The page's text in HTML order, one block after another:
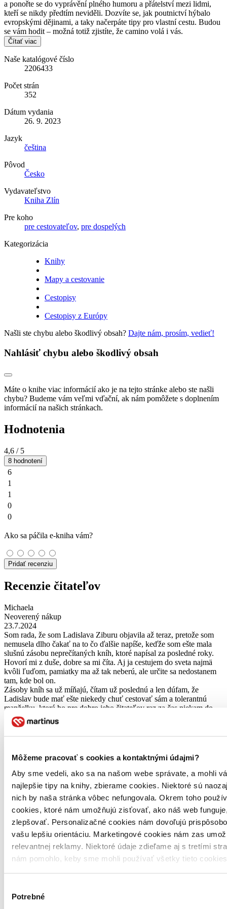
Môžeme pracovať s cookies a kontaktnými údajmi?
Aby sme vedeli, ako sa na našom webe správate, a mohli
najlepšie tipy na knihy, zbierame cookies. Niektoré sú
nich by naša stránka vôbec nefungovala. Okrem toho
cookies, ktoré nám umožňujú zisťovať, ako náš web
zlepšovať. Personalizačné cookies nám dovoľujú
vašu lepšiu orientáciu. Marketingové cookies nám zas
relevantnej reklamy. Niektoré údaje zdieľame aj s tretími
nám pomohlo, keby sme mohli používať všetky tieto
súhlasu
Potrebné
a ponořte se do vyprávění plného humoru a přátelství mezi lidmi,
kteří se nikdy předtím neviděli. Dozvíte se, jak poutnictví hýbalo
evropskými dějinami, a taky načerpáte tipy pro vlastní cestu. Budou
se vám hodit – možná totiž zjistíte, že camino volá i vás.
Čítať viac
Naše katalógové číslo
2206433
Počet strán
352
Dátum vydania
26. 9. 2023
Jazyk
čeština
Pôvod
Česko
Vydavateľstvo
Kniha Zlín
Pre koho
pre cestovateľov, pre dospelých
Kategorizácia
Knihy
Mapy a cestovanie
Cestopisy
Cestopisy z Európy
Našli ste chybu alebo škodlivý obsah? Dajte nám, prosím, vedieť!
Nahlásiť chybu alebo škodlivý obsah
Máte o knihe viac informácií ako je na tejto stránke alebo ste našli
chybu? Budeme vám veľmi vďační, ak nám pomôžete s doplnením
informácií na našich stránkach.
Hodnotenia
4,6 / 5
8 hodnotení
6
1
1
0
0
Ako sa páčila e-kniha vám?
Pridať recenziu
Recenzie čitateľov
Michaela
Neoverený nákup
23.7.2024
Som rada, že som Ladislava Ziburu objavila až teraz, pretože som
nemusela dlho čakať na to čo ďalšie napíše, keďže som ešte mala
slušnú zásobu neprečítaných kníh, ktoré napísal za posledné roky.
Hovorí mi z duše, dobre sa mi číta. Aj ja cestujem do sveta najmä
kvôli ľuďom, pamiatky ma až tak neberú, ale určite sa nedostanem
tam, kde bol on.
Zásoby kníh sa už míňajú, čítam už poslednú a len dúfam, že
Ladislav bude mať ešte niekedy chuť cestovať sám a tolerantnú
manželku, ktorá ho pre dobro jeho čitateľov raz za čas niekam do
sveta pustí :) Čítať viac
reagovať
2 pozitívne hodnotenia2
Katy Víznerová
Overený zákazník
24.3.2024
Tak, jako skoro každá jeho cesta, i tato je velmi pěkně knižně
zapsaná. Nejrychlejší cesta z České republiky vede přes jeho knihy.
A pokud máte chuť spíše na "očistnou" a duchovní cestu, při které
chcete hlavně psychicky vypnout. Vyberte si tuto. Je to pěkné čtení.
reagovať
1 pozitívne hodnotenie1
1 negatívne hodnotenie1
Ingrid Takáčová